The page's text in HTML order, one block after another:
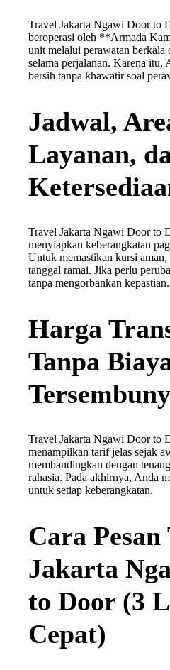
Travel Jakarta Ngawi Door to
beroperasi oleh **Armada
unit melalui perawatan berkala
selama perjalanan. Karena itu,
bersih tanpa khawatir soal
Jadwal,
Layanan,
Travel Jakarta Ngawi Door to
menyiapkan keberangkatan
Untuk memastikan kursi aman,
tanggal ramai. Jika perlu
tanpa mengorbankan kepastian.
Harga
Tanpa
Travel Jakarta Ngawi Door to
menampilkan tarif jelas sejak
membandingkan dengan
rahasia. Pada akhirnya, Anda
untuk setiap keberangkatan.
Cara
Jakarta
to Door (3
Cepat)